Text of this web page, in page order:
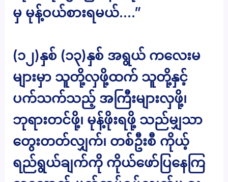
မှ မုန့်ဝယ်စားရမယ်….”
(၁၂)နှစ် (၁၃)နှစ် အရွယ် ကလေးမ
များမှာ သူတို့လှဖို့ထက် သူတို့နှင့်
ပက်သက်သည့် အကြီးများလှဖို့၊
ဘုရားတင်ဖို့၊ မုန့်ဖိုးရဖို့ သည်မျှသာ
တွေးတတ်လျှက်၊ တစ်ဦးစီ ကိုယ့်
ရည်ရွယ်ချက်ကို ကိုယ်ဖော်ပြနေကြ